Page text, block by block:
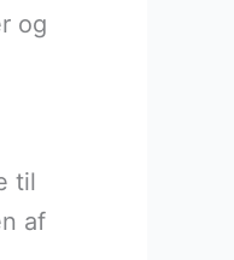
og
til
af